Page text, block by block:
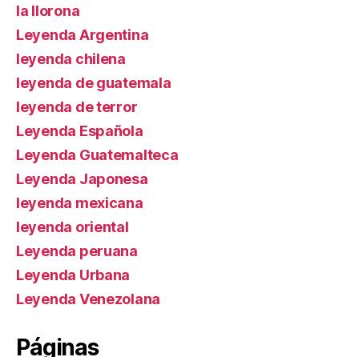
la llorona
Leyenda Argentina
leyenda chilena
leyenda de guatemala
leyenda de terror
Leyenda Española
Leyenda Guatemalteca
Leyenda Japonesa
leyenda mexicana
leyenda oriental
Leyenda peruana
Leyenda Urbana
Leyenda Venezolana
Páginas